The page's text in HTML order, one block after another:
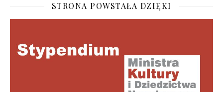
STRONA POWSTAŁA DZIĘKI